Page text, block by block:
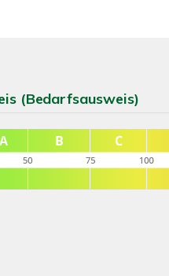
(Bedarfsausweis)